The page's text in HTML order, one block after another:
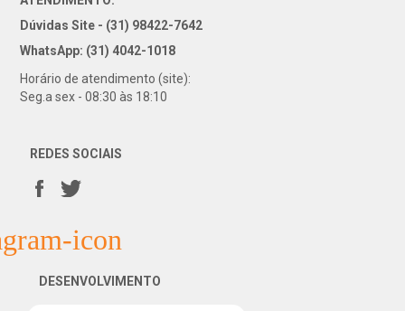
Dúvidas Site - (31) 98422-7642
WhatsApp: (31) 4042-1018
Horário de atendimento (site):
Seg.a sex - 08:30 às 18:10
REDES SOCIAIS
DESENVOLVIMENTO